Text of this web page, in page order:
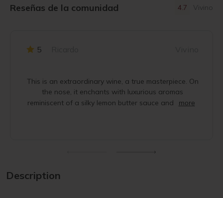
Reseñas de la comunidad 4.7 Vivino
5
This is an extraordinary wine, a true masterpiece. On
the nose, it enchants with luxurious aromas
reminiscent of a silky lemon butter sauce and
more
Description